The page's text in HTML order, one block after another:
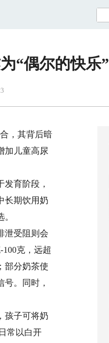
“偶尔的快乐”
，其背后暗
加儿童高尿
育阶段，
长期饮用奶
泄受阻则会
克，远超
部分奶茶使
。同时，
孩子可将奶
常以白开